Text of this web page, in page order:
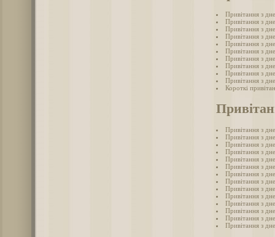
Привітання з
Привітання з
Привітання з
Привітання з
Привітання з
Привітання з
Привітання з
Привітання з
Привітання з
Привітання з
Короткі
Привітання з
Привітання з
Привітання з
Привітання з
Привітання з
Привітання з
Привітання з
Привітання з
Привітання з
Привітання з
Привітання з
Привітання з
Привітання з
Привітання з